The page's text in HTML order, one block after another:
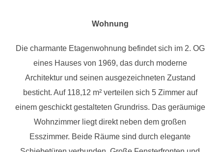
Wohnung
Die charmante Etagenwohnung befindet sich im 2. OG
eines Hauses von 1969, das durch moderne
Architektur und seinen ausgezeichneten Zustand
besticht. Auf 118,12 m² verteilen sich 5 Zimmer auf
einem geschickt gestalteten Grundriss. Das geräumige
Wohnzimmer liegt direkt neben dem großen
Esszimmer. Beide Räume sind durch elegante